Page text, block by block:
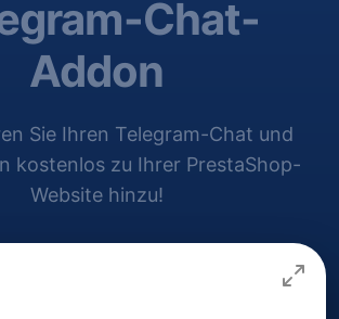
Chat-
Addon
Sie Ihren Telegram-Chat und
kostenlos zu Ihrer PrestaShop-
Website hinzu!